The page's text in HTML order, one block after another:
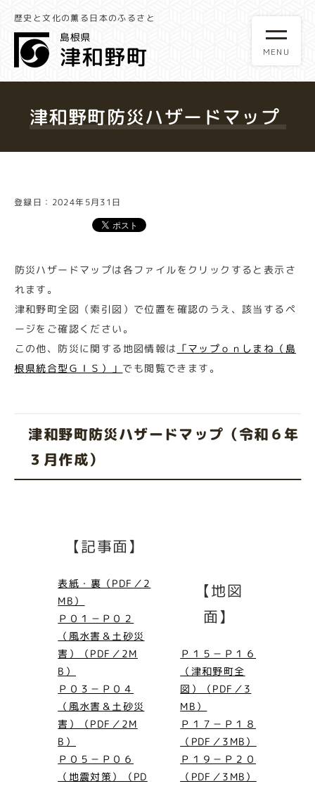
歴史と文化の薫る日本のふるさと
津和野町防災ハザードマップ
登録日：2024年5月31日
防災ハザードマップは各ファイルをクリックすると表示さ
れます。
津和野町全図（索引図）で位置を確認のうえ、該当するペ
ージをご確認ください。
この他、防災に関する地図情報は 「マップｏｎしまね（島
根県統合型ＧＩＳ）」 でも閲覧できます。
津和野町防災ハザードマップ（令和６年
３月作成）
【記事面】
表紙・裏（PDF／2
MB）
Ｐ０１－Ｐ０２
（風水害＆土砂災
害）（PDF／2M
B）
Ｐ０３－Ｐ０４
（風水害＆土砂災
害）（PDF／2M
B）
Ｐ０５－Ｐ０６
（地震対策）（PD
【地図
面】
Ｐ１５－Ｐ１６
（津和野町全
図）（PDF／3
MB）
Ｐ１７－Ｐ１８
（PDF／3MB）
Ｐ１９－Ｐ２０
（PDF／3MB）